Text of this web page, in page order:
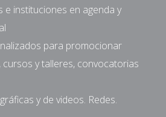
e instituciones en agenda y
para promocionar
cursos y talleres, convocatorias
y de videos. Redes.